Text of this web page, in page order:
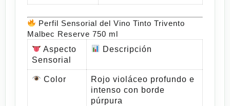
Perfil Sensorial del Vino Tinto Trivento
Malbec Reserve 750 ml
Aspecto
Sensorial
Descripción
Color
Rojo violáceo profundo e
intenso con borde
púrpura